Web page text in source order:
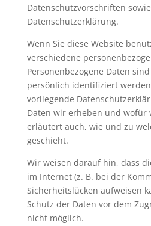
Datenschutzvorschriften
Datenschutzerklärung.
Wenn Sie diese Website
verschiedene
Personenbezogene Daten
persönlich identifiziert
vorliegende
Daten wir erheben und wofür
erläutert auch, wie und zu
geschieht.
Wir weisen darauf hin, dass
im Internet (z. B. bei der
Sicherheitslücken aufweisen
Schutz der Daten vor dem
nicht möglich.